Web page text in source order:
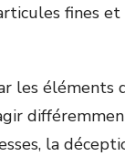
fines
les éléments
la